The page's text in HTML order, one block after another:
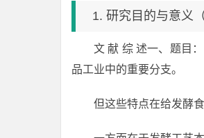
1. 研究目的与意义
文 献 综 述一、题目
品工业中的重要分支。
但这些特点在给发酵